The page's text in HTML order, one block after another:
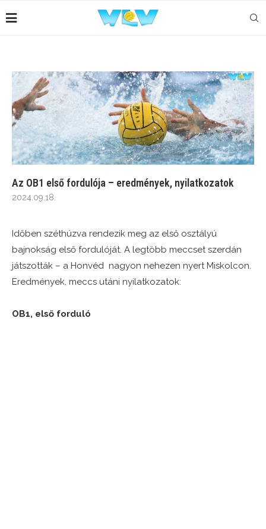
Az OB1 első fordulója – eredmények, nyilatkozatok
2024.09.18.
Időben széthúzva rendezik meg az első osztályú
bajnokság első fordulóját. A legtöbb meccset szerdán
játszották – a Honvéd nagyon nehezen nyert Miskolcon.
Eredmények, meccs utáni nyilatkozatok:
OB1, első forduló